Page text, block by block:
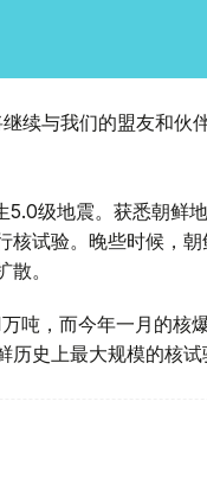
续与我们的盟友和伙
级地震。获悉朝鲜
试验。晚些时候，
。
吨，而今年一月的核
史上最大规模的核试